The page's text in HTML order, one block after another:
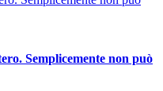
Semplicemente non può